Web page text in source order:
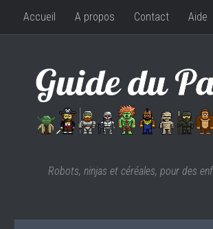
Skip to content
Accueil A propos Contact Aide
Robots, ninjas et céréales, pour des